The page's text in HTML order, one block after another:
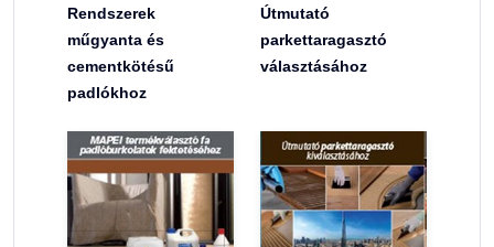
Rendszerek
műgyanta és
cementkötésű
padlókhoz
Útmutató
parkettaragasztó
választásához